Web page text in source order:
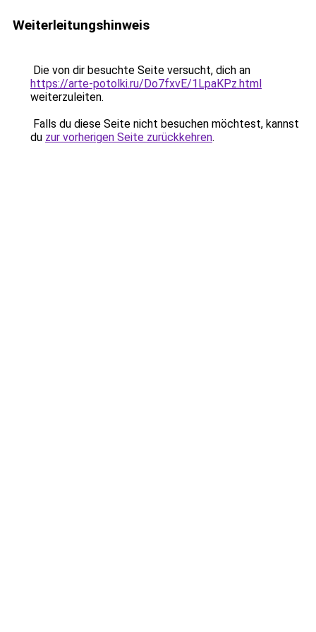
Weiterleitungshinweis
Die von dir besuchte Seite versucht, dich an
https://arte-potolki.ru/Do7fxvE/1LpaKPz.html
weiterzuleiten.
Falls du diese Seite nicht besuchen möchtest, kannst
du zur vorherigen Seite zurückkehren.